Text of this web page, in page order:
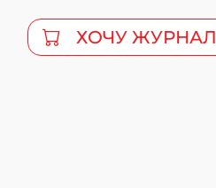
ХОЧУ ЖУРНАЛ